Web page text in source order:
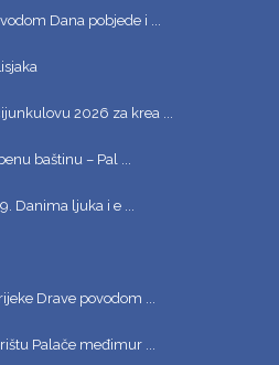
Dana pobjede i ...
2026 za krea ...
baštinu – Pal ...
Danima ljuka i e ...
Drave povodom ...
Palače međimur ...